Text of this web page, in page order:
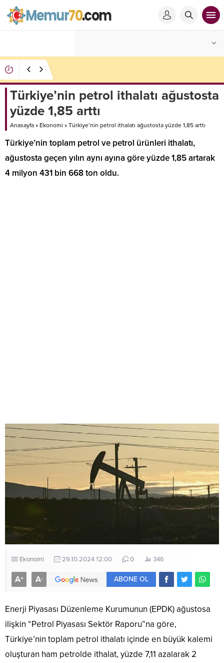
Türkiye’nin petrol ithalatı ağustosta
yüzde 1,85 arttı
Anasayfa » Ekonomi » Türkiye’nin petrol ithalatı ağustosta yüzde 1,85 arttı
Türkiye’nin toplam petrol ve petrol ürünleri ithalatı,
ağustosta geçen yılın aynı ayına göre yüzde 1,85 artarak
4 milyon 431 bin 668 ton oldu.
Ekonomi 29.10.2024 12:00 0 346
A+ A- ABONE OL
Enerji Piyasası Düzenleme Kurumunun (EPDK) ağustosa
ilişkin “Petrol Piyasası Sektör Raporu”na göre,
Türkiye’nin toplam petrol ithalatı içinde en büyük kalemi
oluşturan ham petrolde ithalat, yüzde 7,11 azalarak 2